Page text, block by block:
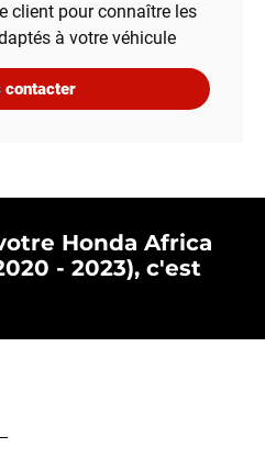
IT DE
client pour connaître les
à votre véhicule
contacter
Honda Africa
- 2023), c'est